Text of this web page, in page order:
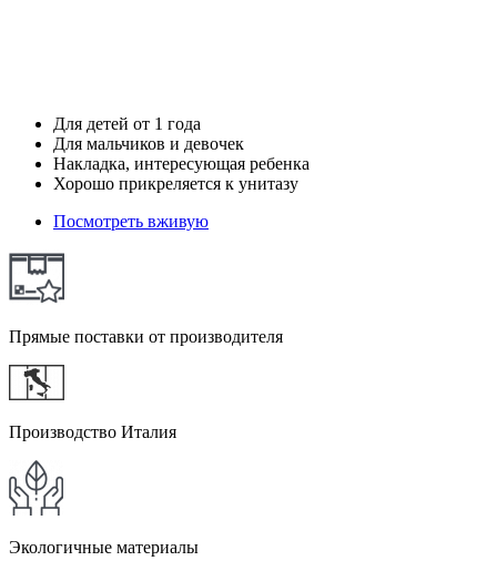
Для детей от 1 года
Для мальчиков и девочек
Накладка, интересующая ребенка
Хорошо прикреляется к унитазу
Посмотреть вживую
Прямые поставки от производителя
Производство Италия
Экологичные материалы